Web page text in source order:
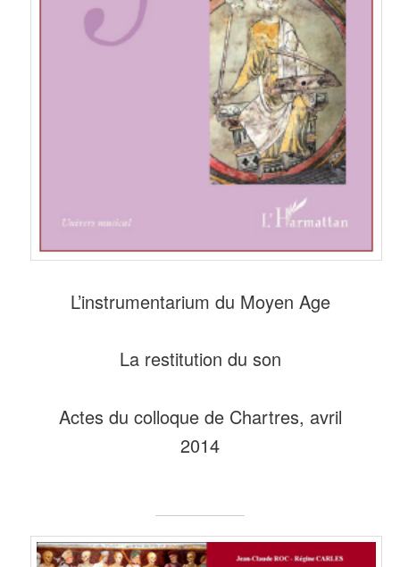
L’instrumentarium du Moyen Age
La restitution du son
Actes du colloque de Chartres, avril
2014